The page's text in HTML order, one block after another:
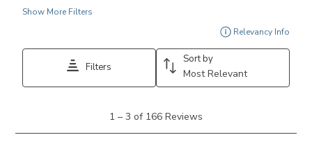
Show More Filters
Relevancy Info
Filters
Sort by
Most Relevant
3
1 – 3 of 166 Reviews